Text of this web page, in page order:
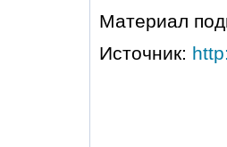
Материал
Источник: